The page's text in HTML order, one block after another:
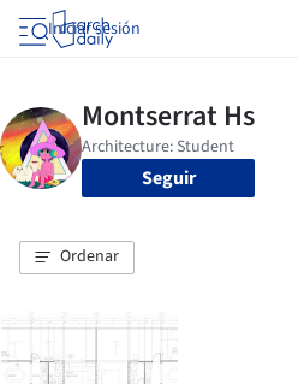
Iniciar sesión
Seguir
Ordenar